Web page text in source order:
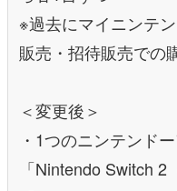
※過去にマイニンテ
販売・招待販売での
＜変更後＞
・1つのニンテンド
「Nintendo Switch